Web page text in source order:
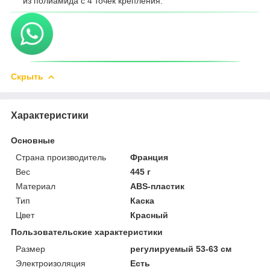
Скрыть
Характеристики
Основные
Страна производитель
Франция
Вес
445 г
Материал
ABS-пластик
Тип
Каска
Цвет
Красный
Пользовательские характеристики
Размер
регулируемый 53-63 cм
Электроизоляция
Есть